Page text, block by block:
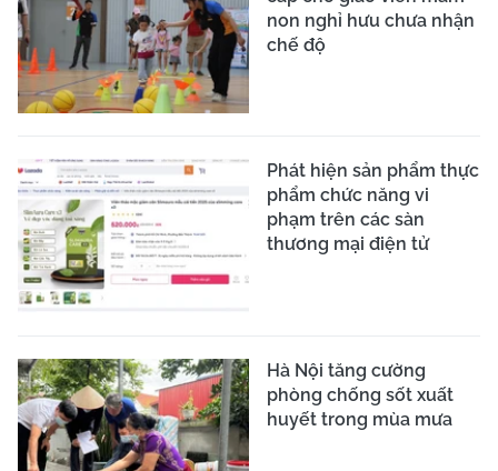
non nghỉ hưu chưa nhận
chế độ
Phát hiện sản phẩm thực
phẩm chức năng vi
phạm trên các sàn
thương mại điện tử
Hà Nội tăng cường
phòng chống sốt xuất
huyết trong mùa mưa